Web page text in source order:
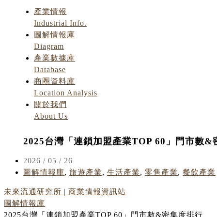
產業情報
Industrial Info.
圖解情報庫
Diagram
產業數據庫
Database
商圈資料庫
Location Analysis
關於我們
About Us
2025台灣「連鎖加盟產業TOP 60」門市數&
2026 / 05 / 26
圖解情報庫, 旅遊產業, 生活產業, 零售產業, 餐飲產業
未來流通研究所 | 商業情報資訊站
圖解情報庫
2025台灣「連鎖加盟產業TOP 60」門市數&密集度排行